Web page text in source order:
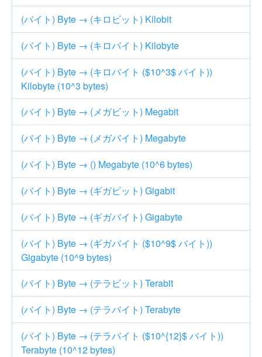
(バイト) Byte → (キロビット) Kilobit
(バイト) Byte → (キロバイト) Kilobyte
(バイト) Byte → (キロバイト ($10^3$ バイト))
Kilobyte (10^3 bytes)
(バイト) Byte → (メガビット) Megabit
(バイト) Byte → (メガバイト) Megabyte
(バイト) Byte → () Megabyte (10^6 bytes)
(バイト) Byte → (ギガビット) Gigabit
(バイト) Byte → (ギガバイト) Gigabyte
(バイト) Byte → (ギガバイト ($10^9$ バイト))
Gigabyte (10^9 bytes)
(バイト) Byte → (テラビット) Terabit
(バイト) Byte → (テラバイト) Terabyte
(バイト) Byte → (テラバイト ($10^{12}$ バイト))
Terabyte (10^12 bytes)